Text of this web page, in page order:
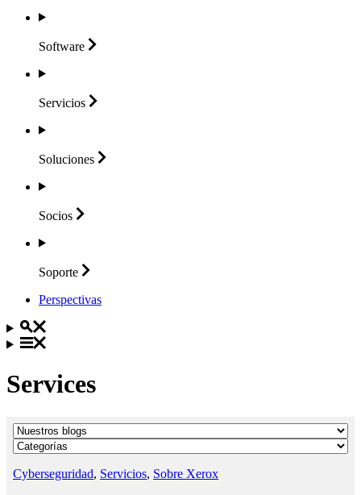
Software
Servicios
Soluciones
Socios
Soporte
Perspectivas
Services
Cyberseguridad, Servicios, Sobre Xerox